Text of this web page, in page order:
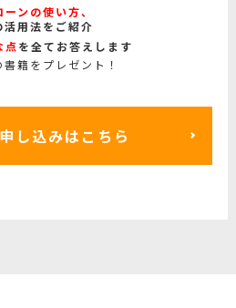
ーンの使い方、
活用法をご紹介
点 を全てお答えします
籍をプレゼント！
し込みはこちら